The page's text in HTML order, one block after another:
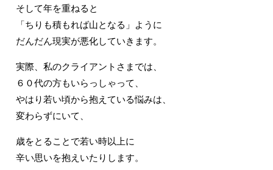
そして年を重ねると
「ちりも積もれば山となる」ように
だんだん現実が悪化していきます。
実際、私のクライアントさまでは、
６０代の方もいらっしゃって、
やはり若い頃から抱えている悩みは、
変わらずにいて、
歳をとることで若い時以上に
辛い思いを抱えいたりします。